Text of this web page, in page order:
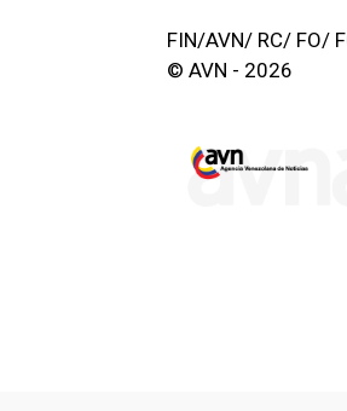
FIN/AVN/ RC/ FO/
© AVN - 2026